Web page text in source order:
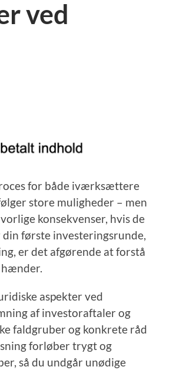
ved
for både iværksættere
store muligheder – men
konsekvenser, hvis de
første investeringsrunde,
er det afgørende at forstå
aspekter ved
af investoraftaler og
faldgruber og konkrete råd
forløber trygt og
så du undgår unødige